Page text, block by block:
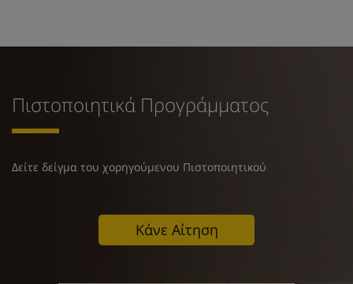
Πιστοποιητικά Προγράμματος
Δείτε δείγμα του χορηγούμενου Πιστοποιητικού
Κάνε Αίτηση